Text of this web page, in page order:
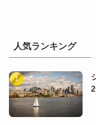
人気ランキング